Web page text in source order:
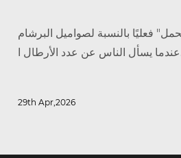
فعليًا بالنسبة لصواميل البرشام
29th Apr,2026